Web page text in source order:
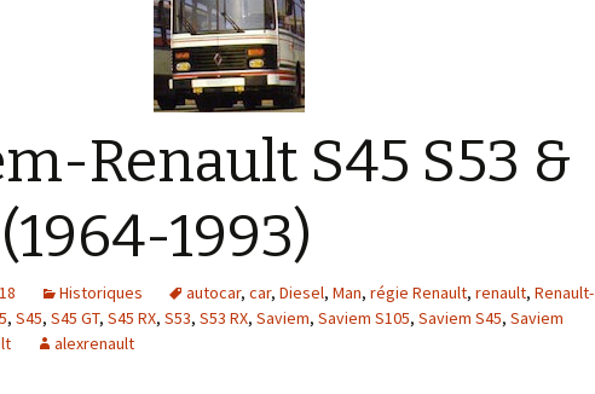
Renault S45 S53 &
1993)
Historiques autocar, car, Diesel, Man, régie Renault, renault, Renault-
, S45, S45 GT, S45 RX, S53, S53 RX, Saviem, Saviem S105, Saviem S45, Saviem
alexrenault